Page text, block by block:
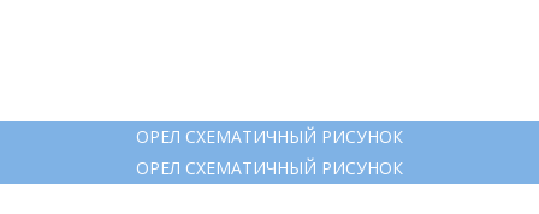
ОРЕЛ СХЕМАТИЧНЫЙ РИСУНОК
ОРЕЛ СХЕМАТИЧНЫЙ РИСУНОК